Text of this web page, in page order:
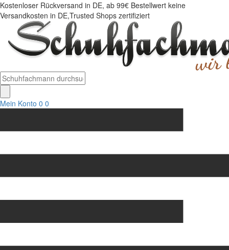
Kostenloser Rückversand in DE, ab 99€ Bestellwert keine
Versandkosten in DE,Trusted Shops zertifiziert
Mein Konto 0 0